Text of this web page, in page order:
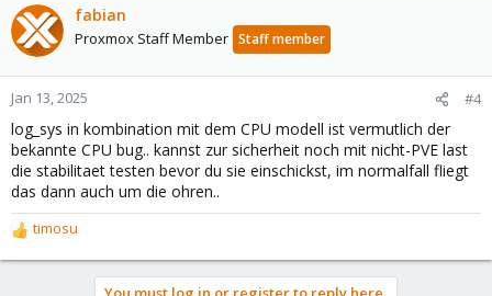
fabian
Proxmox Staff Member Staff member
Jan 13, 2025 #4
log_sys in kombination mit dem CPU modell ist vermutlich der
bekannte CPU bug.. kannst zur sicherheit noch mit nicht-PVE last
die stabilitaet testen bevor du sie einschickst, im normalfall fliegt
das dann auch um die ohren..
R
e
timosu